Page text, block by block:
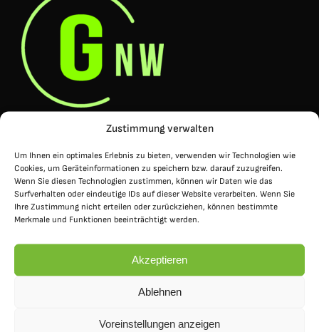
Zustimmung verwalten
Um Ihnen ein optimales Erlebnis zu bieten, verwenden wir Technologien wie
Cookies, um Geräteinformationen zu speichern bzw. darauf zuzugreifen.
Wenn Sie diesen Technologien zustimmen, können wir Daten wie das
Surfverhalten oder eindeutige IDs auf dieser Website verarbeiten. Wenn Sie
Ihre Zustimmung nicht erteilen oder zurückziehen, können bestimmte
Merkmale und Funktionen beeinträchtigt werden.
Akzeptieren
Ablehnen
Voreinstellungen anzeigen
Anmeldung
So erreichen Sie uns:
Adresse
Gymnasium Neustadt/WN